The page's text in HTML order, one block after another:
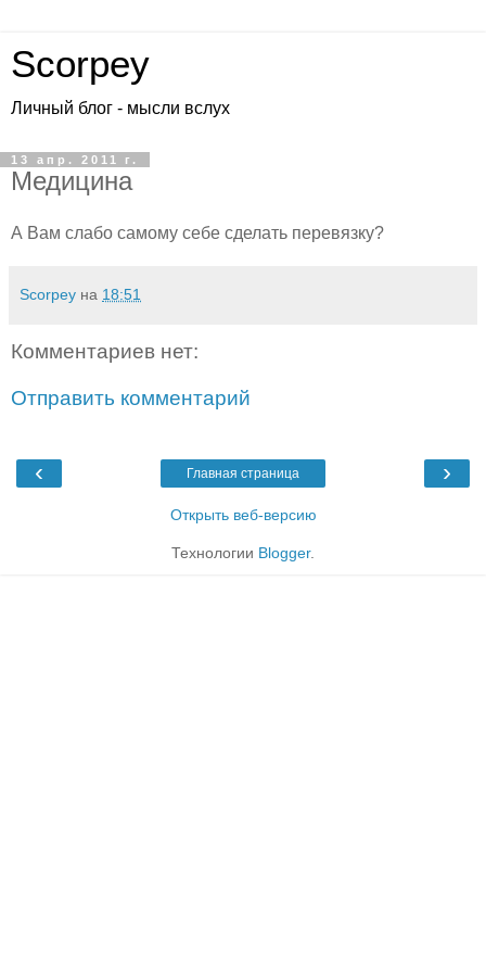
Scorpey
Личный блог - мысли вслух
13 апр. 2011 г.
Медицина
А Вам слабо самому себе сделать перевязку?
Scorpey на 18:51
Комментариев нет:
Отправить комментарий
‹ ›
Главная страница
Открыть веб-версию
Технологии Blogger.